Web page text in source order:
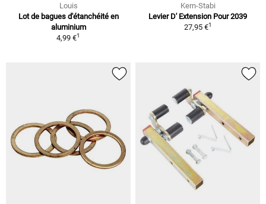
Louis
Lot de bagues d'étanchéité en
aluminium
4,99 €1
Kern-Stabi
Levier D' Extension Pour 2039
27,95 €1